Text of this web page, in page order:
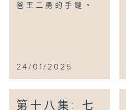
爸王二勇的手鏈。
24/01/2025
第十八集: 七